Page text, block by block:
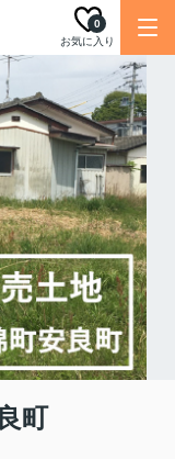
お気に入り
0
町